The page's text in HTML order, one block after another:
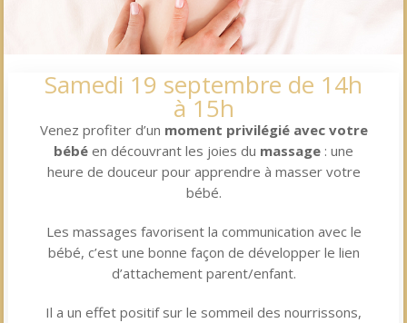
Samedi 19 septembre de 14h
à 15h
Venez profiter d’un moment privilégié avec votre
bébé en découvrant les joies du massage : une
heure de douceur pour apprendre à masser votre
bébé.
Les massages favorisent la communication avec le
bébé, c’est une bonne façon de développer le lien
d’attachement parent/enfant.
Il a un effet positif sur le sommeil des nourrissons,